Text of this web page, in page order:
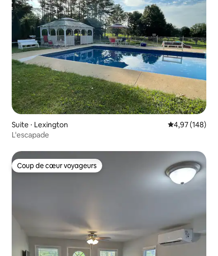
Suite ⋅ Lexington Évaluation
4,97 (148)
L'escapade
Coup de cœur voyageurs
Coup de cœur voyageurs